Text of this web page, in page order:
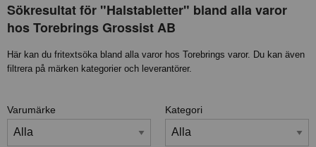
Sökresultat för "Halstabletter" bland alla varor
hos Torebrings Grossist AB
Här kan du fritextsöka bland alla varor hos Torebrings varor. Du kan även
filtrera på märken kategorier och leverantörer.
Varumärke Kategori